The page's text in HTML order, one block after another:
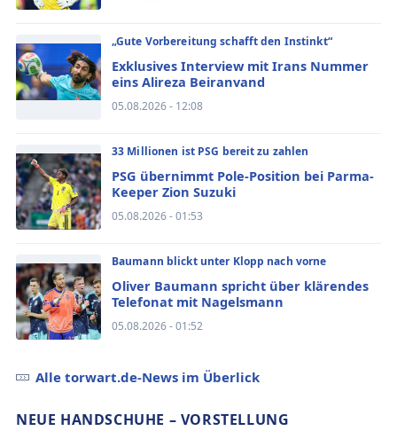
05.08.2026 - 12:08
Exklusives Interview mit Irans Nummer
eins Alireza Beiranvand
„Gute Vorbereitung schafft den Instinkt“
05.08.2026 - 01:53
PSG übernimmt Pole-Position bei Parma-
Keeper Zion Suzuki
33 Millionen ist PSG bereit zu zahlen
05.08.2026 - 01:52
Oliver Baumann spricht über klärendes
Telefonat mit Nagelsmann
Baumann blickt unter Klopp nach vorne
Alle torwart.de-News im Überlick
NEUE HANDSCHUHE – VORSTELLUNG